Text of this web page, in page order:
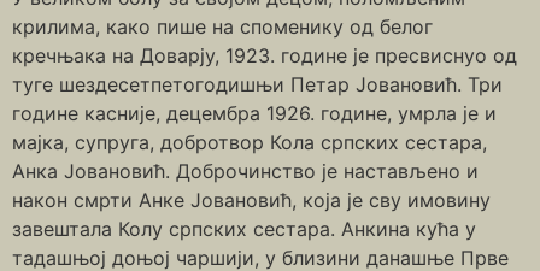
крилима, како пише на споменику од белог
кречњака на Доварју, 1923. године је пресвиснуо од
туге шездесетпетогодишњи Петар Јовановић. Три
године касније, децембра 1926. године, умрла је и
мајка, супруга, добротвор Кола српских сестара,
Анка Јовановић. Доброчинство је настављено и
након смрти Анке Јовановић, која је сву имовину
завештала Колу српских сестара. Анкина кућа у
тадашњој доњој чаршији, у близини данашње Прве